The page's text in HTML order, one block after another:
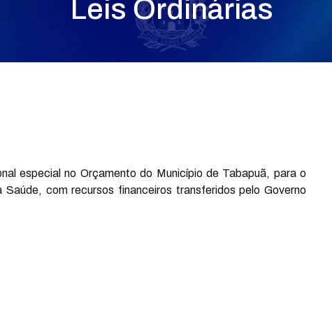
Leis Ordinárias
especial no Orçamento do Município de Tabapuã, para o
com recursos financeiros transferidos pelo Governo